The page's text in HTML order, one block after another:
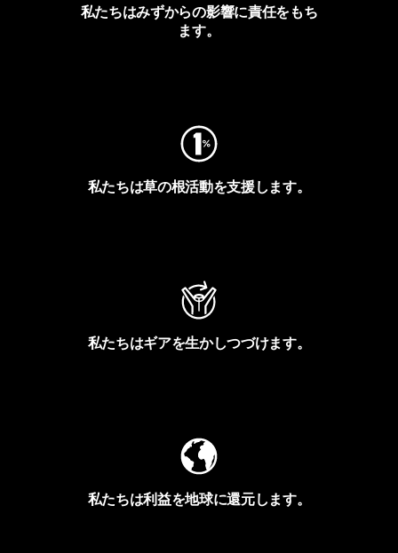
私たちはみずからの影響に責任をもち
ます。
私たちは草の根活動を支援します。
私たちはギアを生かしつづけます。
私たちは利益を地球に還元します。